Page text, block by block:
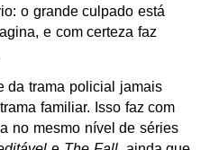
o grande culpado está
e com certeza faz
da trama policial jamais
familiar. Isso faz com
no mesmo nível de séries